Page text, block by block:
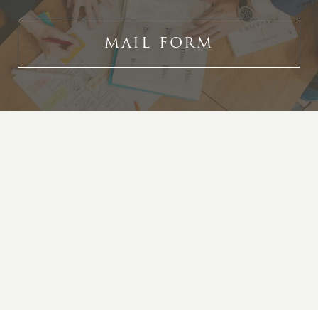
MAIL FORM